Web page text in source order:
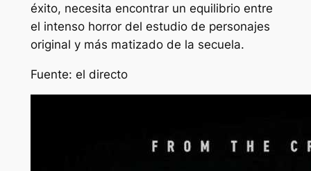
éxito, necesita encontrar un equilibrio entre
el intenso horror del estudio de personajes
original y más matizado de la secuela.
Fuente: el directo